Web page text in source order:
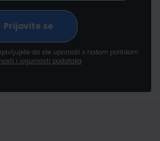
da ste upoznati s našom politikom
i sigurnosti podataka